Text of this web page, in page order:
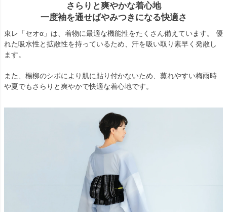
さらりと爽やかな着心地
一度袖を通せばやみつきになる快適さ
東レ「セオα」は、着物に最適な機能性をたくさん備えています。 優
れた吸水性と拡散性を持っているため、汗を吸い取り素早く発散し
ます。
また、楊柳のシボにより肌に貼り付かないため、蒸れやすい梅雨時
や夏でもさらりと爽やかで快適な着心地です。